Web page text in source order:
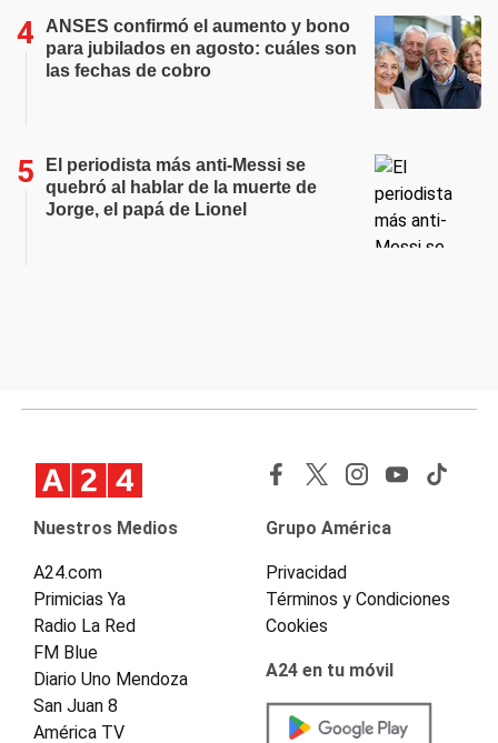
ANSES confirmó el aumento y bono
para jubilados en agosto: cuáles son
las fechas de cobro
El periodista más anti-Messi se
quebró al hablar de la muerte de
Jorge, el papá de Lionel
Nuestros Medios
A24.com
Primicias Ya
Radio La Red
FM Blue
Diario Uno Mendoza
San Juan 8
América TV
Grupo América
Privacidad
Términos y Condiciones
Cookies
A24 en tu móvil